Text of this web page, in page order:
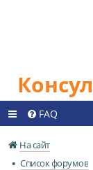
FAQ
На сайт
Список форумов